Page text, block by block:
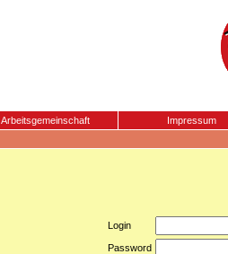
Arbeitsgemeinschaft
Impressum
Login
Password